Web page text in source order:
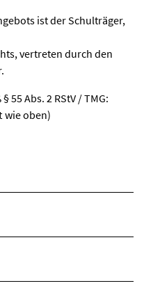
ist der Schulträger,
vertreten durch den
55 Abs. 2 RStV / TMG:
wie oben)